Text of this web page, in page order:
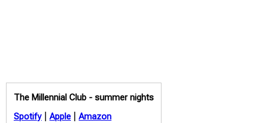
The Millennial Club - summer nights
Spotify
Apple Amazon